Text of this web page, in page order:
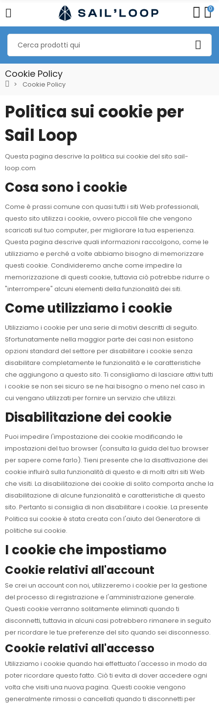
0
Cookie Policy
Cookie Policy
Politica sui cookie per
Sail Loop
Questa pagina descrive la politica sui cookie del sito sail-
loop.com
Cosa sono i cookie
Come è prassi comune con quasi tutti i siti Web professionali,
questo sito utilizza i cookie, ovvero piccoli file che vengono
scaricati sul tuo computer, per migliorare la tua esperienza.
Questa pagina descrive quali informazioni raccolgono, come le
utilizziamo e perché a volte abbiamo bisogno di memorizzare
questi cookie. Condivideremo anche come impedire la
memorizzazione di questi cookie, tuttavia ciò potrebbe ridurre o
"interrompere" alcuni elementi della funzionalità dei siti.
Come utilizziamo i cookie
Utilizziamo i cookie per una serie di motivi descritti di seguito.
Sfortunatamente nella maggior parte dei casi non esistono
opzioni standard del settore per disabilitare i cookie senza
disabilitare completamente le funzionalità e le caratteristiche
che aggiungono a questo sito. Ti consigliamo di lasciare attivi tutti
i cookie se non sei sicuro se ne hai bisogno o meno nel caso in
cui vengano utilizzati per fornire un servizio che utilizzi.
Disabilitazione dei cookie
Puoi impedire l'impostazione dei cookie modificando le
impostazioni del tuo browser (consulta la guida del tuo browser
per sapere come farlo). Tieni presente che la disattivazione dei
cookie influirà sulla funzionalità di questo e di molti altri siti Web
che visiti. La disabilitazione dei cookie di solito comporta anche la
disabilitazione di alcune funzionalità e caratteristiche di questo
sito. Pertanto si consiglia di non disabilitare i cookie. La presente
Politica sui cookie è stata creata con l'aiuto del Generatore di
politiche sui cookie.
I cookie che impostiamo
Cookie relativi all'account
Se crei un account con noi, utilizzeremo i cookie per la gestione
del processo di registrazione e l'amministrazione generale.
Questi cookie verranno solitamente eliminati quando ti
disconnetti, tuttavia in alcuni casi potrebbero rimanere in seguito
per ricordare le tue preferenze del sito quando sei disconnesso.
Cookie relativi all'accesso
Utilizziamo i cookie quando hai effettuato l'accesso in modo da
poter ricordare questo fatto. Ciò ti evita di dover accedere ogni
volta che visiti una nuova pagina. Questi cookie vengono
generalmente rimossi o cancellati quando ti disconnetti per